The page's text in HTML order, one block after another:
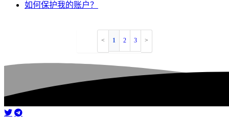
如何保护我的账户？
1 2 3